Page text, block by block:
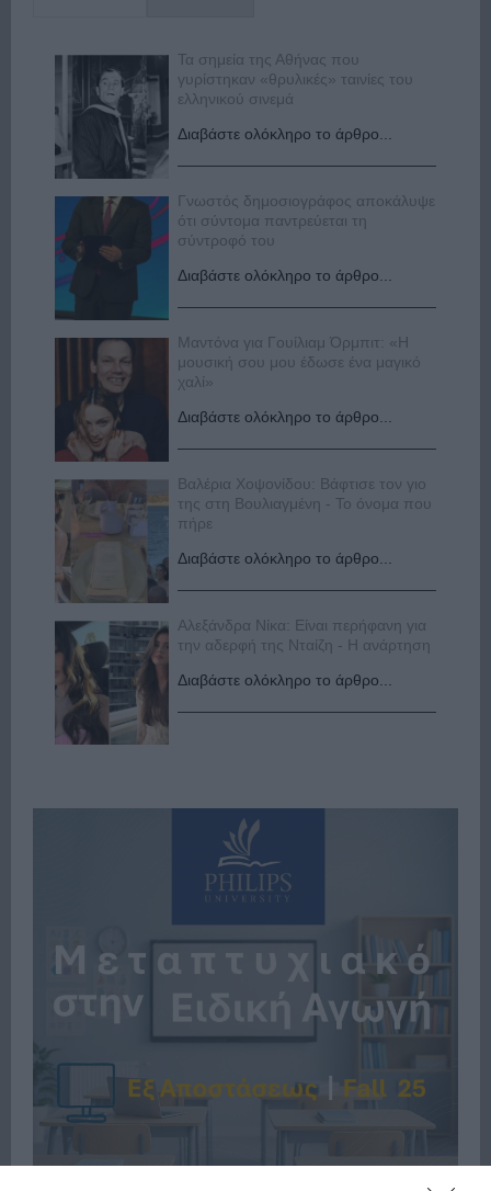
Τα σημεία της Αθήνας που
γυρίστηκαν «θρυλικές» ταινίες του
ελληνικού σινεμά
Διαβάστε ολόκληρο το άρθρο...
Γνωστός δημοσιογράφος αποκάλυψε
ότι σύντομα παντρεύεται τη
σύντροφό του
Διαβάστε ολόκληρο το άρθρο...
Μαντόνα για Γουίλιαμ Όρμπιτ: «Η
μουσική σου μου έδωσε ένα μαγικό
χαλί»
Διαβάστε ολόκληρο το άρθρο...
Βαλέρια Χοψονίδου: Βάφτισε τον γιο
της στη Βουλιαγμένη - Το όνομα που
πήρε
Διαβάστε ολόκληρο το άρθρο...
Αλεξάνδρα Νίκα: Είναι περήφανη για
την αδερφή της Νταίζη - Η ανάρτηση
Διαβάστε ολόκληρο το άρθρο...